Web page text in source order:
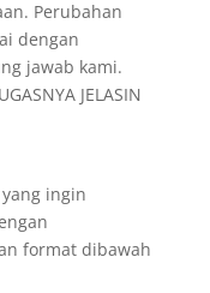
Perubahan
dengan
jawab kami.
JELASIN
ingin
format dibawah